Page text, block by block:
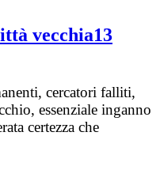
vecchia13
cercatori falliti,
essenziale inganno
certezza che